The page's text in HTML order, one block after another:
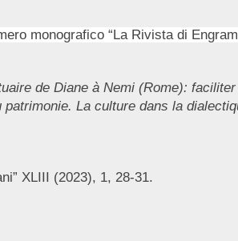
monografico “La Rivista di
de Diane à Nemi (Rome):
patrimonie. La culture dans la
XLIII (2023), 1, 28-31.